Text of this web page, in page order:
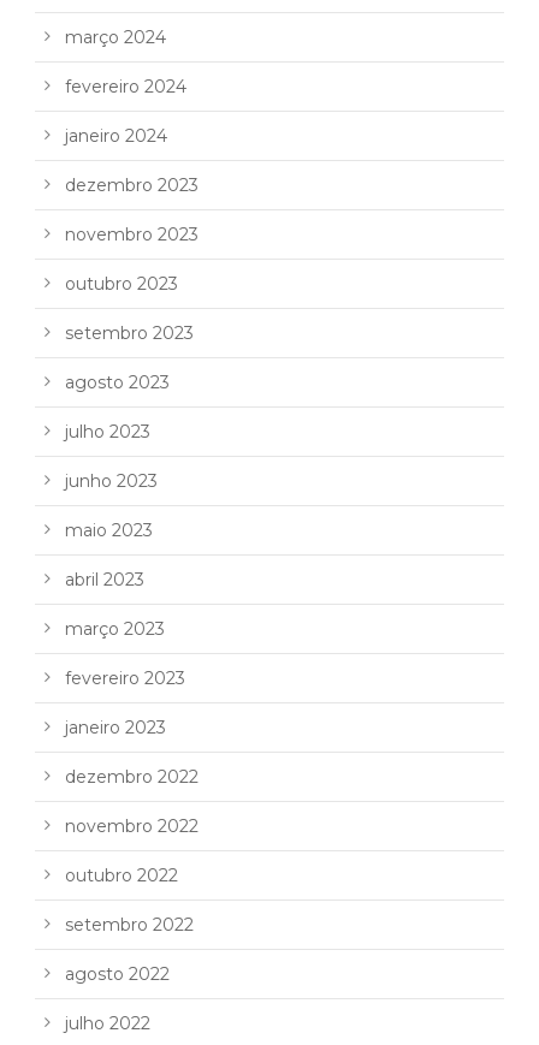
março 2024
fevereiro 2024
janeiro 2024
dezembro 2023
novembro 2023
outubro 2023
setembro 2023
agosto 2023
julho 2023
junho 2023
maio 2023
abril 2023
março 2023
fevereiro 2023
janeiro 2023
dezembro 2022
novembro 2022
outubro 2022
setembro 2022
agosto 2022
julho 2022